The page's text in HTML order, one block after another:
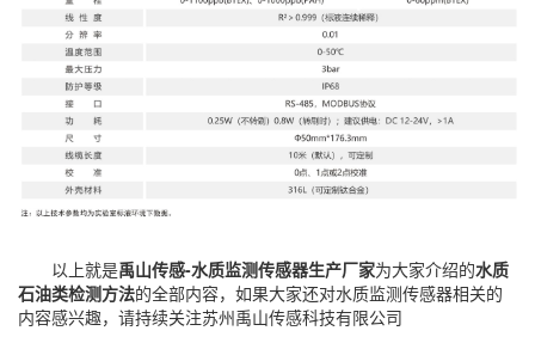
以上就是禹山传感-水质监测传感器生产厂家为大家介绍的水质
石油类检测方法的全部内容，如果大家还对水质监测传感器相关的
内容感兴趣，请持续关注苏州禹山传感科技有限公司